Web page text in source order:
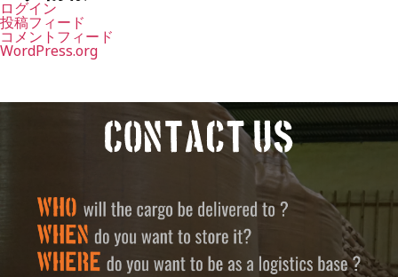
ログイン
投稿フィード
コメントフィード
WordPress.org